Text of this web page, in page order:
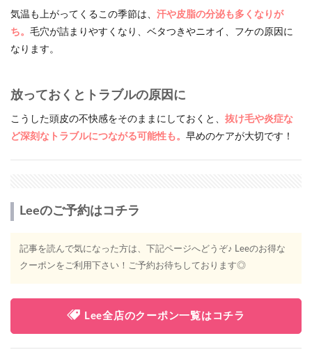
気温も上がってくるこの季節は、 汗や皮脂の分泌も多くなりが
ち。 毛穴が詰まりやすくなり、ベタつきやニオイ、フケの原因に
なります。
放っておくとトラブルの原因に
こうした頭皮の不快感をそのままにしておくと、 抜け毛や炎症な
ど深刻なトラブルにつながる可能性も。 早めのケアが大切です！
Leeのご予約はコチラ
記事を読んで気になった方は、下記ページへどうぞ♪ Leeのお得な
クーポンをご利用下さい！ご予約お待ちしております◎
Lee全店のクーポン一覧はコチラ